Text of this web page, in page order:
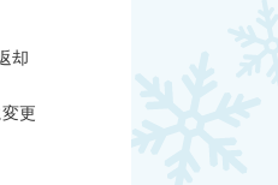
却
更